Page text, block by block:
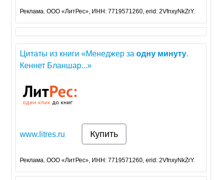
Реклама. ООО «ЛитРес», ИНН: 7719571260, erid: 2VfnxyNkZrY.
Цитаты из книги «Менеджер заодну минуту.
Кеннет Бланшар...»
www.litres.ru Купить
Реклама. ООО «ЛитРес», ИНН: 7719571260, erid: 2VfnxyNkZrY.